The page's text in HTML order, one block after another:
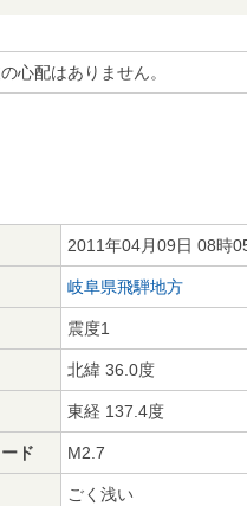
心配はありません。
2011年04月09日 08時
岐阜県飛騨地方
震度1
北緯 36.0度
東経 137.4度
ド M2.7
ごく浅い